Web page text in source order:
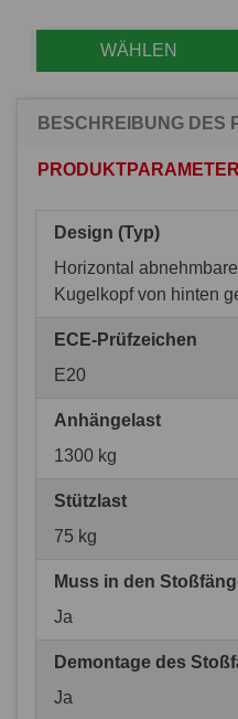
WÄHLEN
BESCHREIBUNG DES
PRODUKTPARAMETER
Design (Typ)
Horizontal
Kugelkopf von hinten
ECE-Prüfzeichen
E20
Anhängelast
1300 kg
Stützlast
75 kg
Muss in den
Ja
Demontage des
Ja